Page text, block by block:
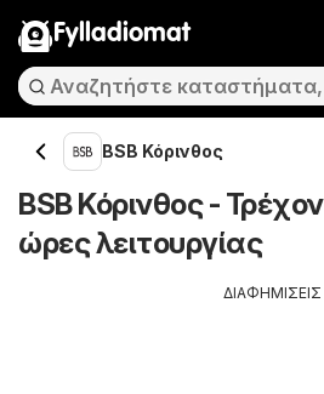
Fylladiomat
BSB Κόρινθος
BSB Κόρινθος -
ώρες λειτουργίας
ΔΙΑΦΗΜΙΣΕΙΣ